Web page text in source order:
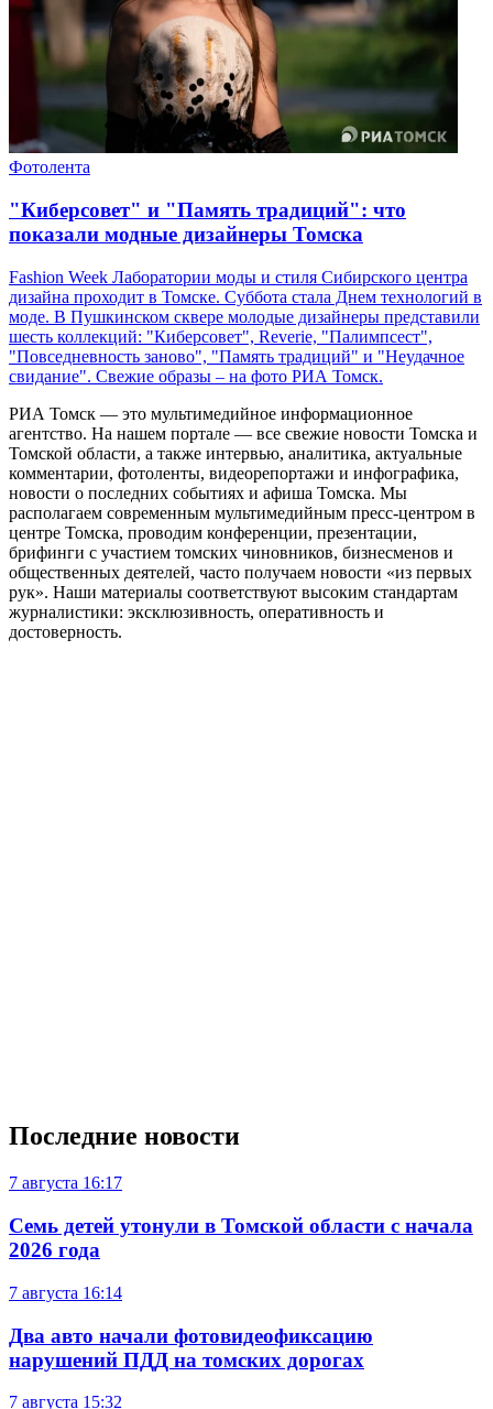
Фотолента
"Киберсовет" и "Память традиций": что
показали модные дизайнеры Томска
Fashion Week Лаборатории моды и стиля Сибирского центра
дизайна проходит в Томске. Суббота стала Днем технологий в
моде. В Пушкинском сквере молодые дизайнеры представили
шесть коллекций: "Киберсовет", Reverie, "Палимпсест",
"Повседневность заново", "Память традиций" и "Неудачное
свидание". Свежие образы – на фото РИА Томск.
РИА Томск — это мультимедийное информационное
агентство. На нашем портале — все свежие новости Томска и
Томской области, а также интервью, аналитика, актуальные
комментарии, фотоленты, видеорепортажи и инфографика,
новости о последних событиях и афиша Томска. Мы
располагаем современным мультимедийным пресс-центром в
центре Томска, проводим конференции, презентации,
брифинги с участием томских чиновников, бизнесменов и
общественных деятелей, часто получаем новости «из первых
рук». Наши материалы соответствуют высоким стандартам
журналистики: эксклюзивность, оперативность и
достоверность.
Последние новости
7 августа 16:17
Семь детей утонули в Томской области с начала
2026 года
7 августа 16:14
Два авто начали фотовидеофиксацию
нарушений ПДД на томских дорогах
7 августа 15:32